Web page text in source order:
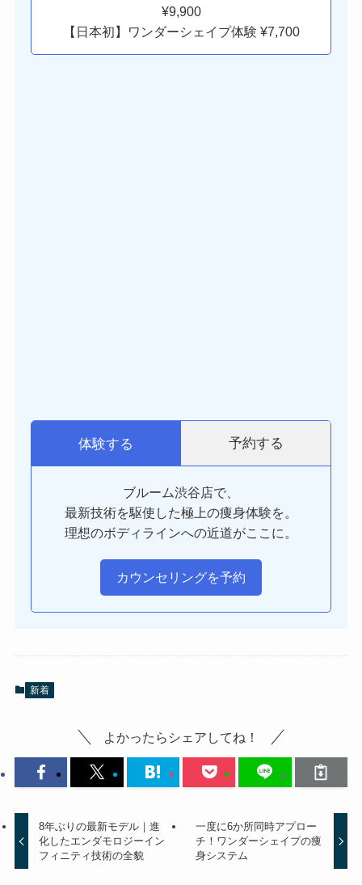
¥9,900
【日本初】ワンダーシェイプ体験 ¥7,700
体験する 予約する
ブルーム渋谷店で、
最新技術を駆使した極上の痩身体験を。
理想のボディラインへの近道がここに。
カウンセリングを予約
新着
よかったらシェアしてね！
8年ぶりの最新モデル｜進
化したエンダモロジーイン
フィニティ技術の全貌
一度に6か所同時アプロー
チ！ワンダーシェイプの痩
身システム